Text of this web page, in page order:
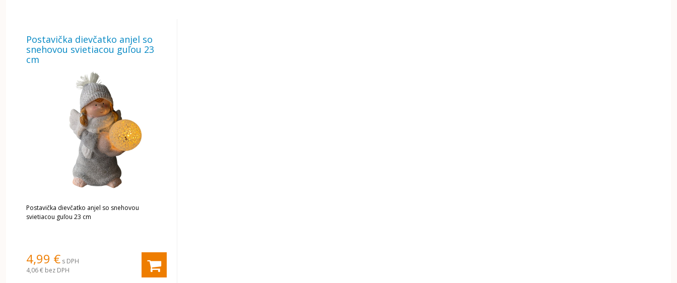
Postavička dievčatko anjel so
snehovou svietiacou guľou 23
cm
Postavička dievčatko anjel so snehovou
svietiacou guľou 23 cm
4,99 € s DPH
4,06 € bez DPH